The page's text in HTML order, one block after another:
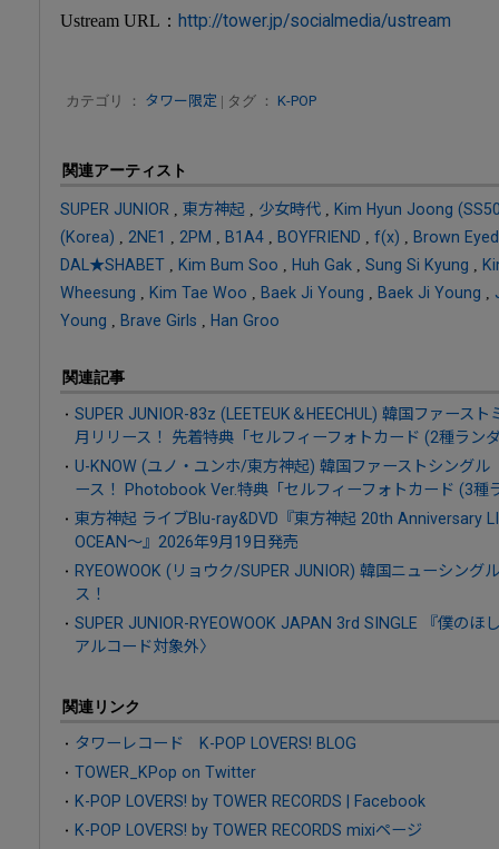
Ustream URL： http://tower.jp/socialmedia/ustream
カテゴリ ： タワー限定 | タグ ： K-POP
関連アーティスト
SUPER JUNIOR 東方神起 少女時代
Kim Hyun Joong
(Korea)
2NE1 2PM B1A4 BOYFRIEND f(x)
Brown
DAL★SHABET
Kim Bum Soo Huh Gak Sung Si Kyung
Wheesung
Kim Tae Woo Baek Ji Young Baek Ji Young
Young
Brave Girls Han Groo
関連記事
SUPER JUNIOR-83z (LEETEUK＆HEECHUL) 韓国ファース
月リリース！ 先着特典「セルフィーフォトカード (2種ラン
U-KNOW (ユノ・ユンホ/東方神起) 韓国ファーストシング
ース！ Photobook Ver.特典「セルフィーフォトカード (3種
東方神起 ライブBlu-ray&DVD『東方神起 20th Anniversary
OCEAN～』2026年9月19日発売
RYEOWOOK (リョウク/SUPER JUNIOR) 韓国ニューシング
ス！
SUPER JUNIOR-RYEOWOOK JAPAN 3rd SINGLE 『僕の
アルコード対象外〉
関連リンク
タワーレコード K-POP LOVERS! BLOG
TOWER_KPop on Twitter
K-POP LOVERS! by TOWER RECORDS | Facebook
K-POP LOVERS! by TOWER RECORDS mixiページ